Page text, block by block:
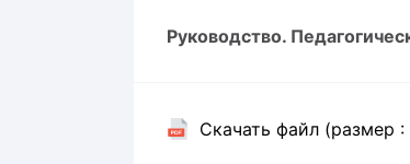
Северсталь
Шанхайские
Руководство.
Скачать файл (размер